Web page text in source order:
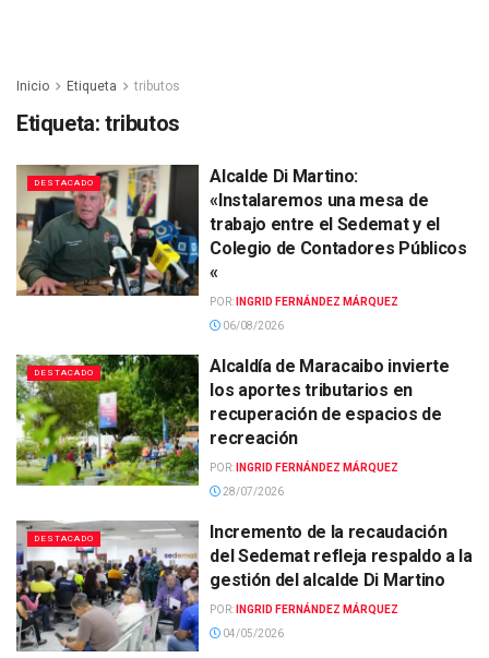
Inicio Etiqueta tributos
Etiqueta: tributos
DESTACADO
Alcalde Di Martino:
«Instalaremos una mesa de
trabajo entre el Sedemat y el
Colegio de Contadores Públicos
«
POR:
INGRID FERNÁNDEZ MÁRQUEZ
06/08/2026
DESTACADO
Alcaldía de Maracaibo invierte
los aportes tributarios en
recuperación de espacios de
recreación
POR:
INGRID FERNÁNDEZ MÁRQUEZ
28/07/2026
DESTACADO
Incremento de la recaudación
del Sedemat refleja respaldo a la
gestión del alcalde Di Martino
POR:
INGRID FERNÁNDEZ MÁRQUEZ
04/05/2026